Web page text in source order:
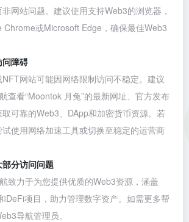
网站问题。建议使用支持Web3的浏览器，
Chrome或Microsoft Edge ，确保最佳Web3
问障碍
网站可能因网络限制访问不稳定。建议
查看“Moontok 月兔”的最新网址、官方发布
可靠的Web3、DApp和加密货币资源。若
使用网络加速工具或切换至稳定的运营商
分访问问题
力于为您提供优质的Web3资源，涵盖
DeFi项目，助力管理数字资产。如需更多帮
导航管理员。